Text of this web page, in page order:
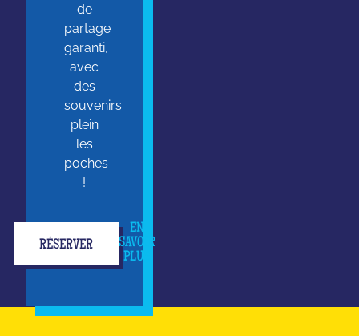
de
partage
garanti,
avec
des
souvenirs
plein
les
poches
!
RÉSERVER
EN
SAVOIR
PLUS